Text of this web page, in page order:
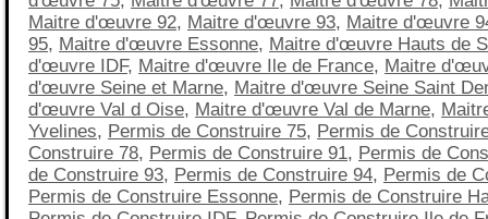
Maitre d'œuvre 92, Maitre d'œuvre 93, Maitre d'œuvre
95, Maitre d'œuvre Essonne, Maitre d'œuvre Hauts de
d'œuvre IDF, Maitre d'œuvre Ile de France, Maitre
d'œuvre Seine et Marne, Maitre d'œuvre Seine Saint
d'œuvre Val d Oise, Maitre d'œuvre Val de Marne,
Yvelines, Permis de Construire 75, Permis de
Construire 78, Permis de Construire 91, Permis de
de Construire 93, Permis de Construire 94, Permis de
Permis de Construire Essonne, Permis de Construire